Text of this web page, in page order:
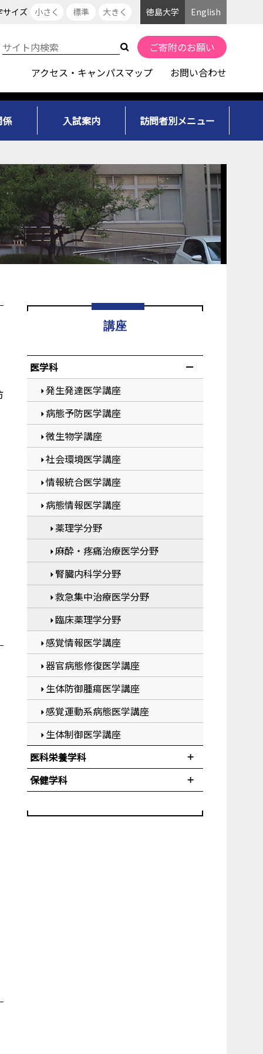
サイズ 小さく 標準 大きく 徳島大学 English
ご寄附のお願い
アクセス・キャンパスマップ
お問い合わせ
係 入試案内 訪問者別メニュー
講座
医学科
発生発達医学講座
病態予防医学講座
微生物学講座
社会環境医学講座
情報統合医学講座
病態情報医学講座
薬理学分野
麻酔・疼痛治療医学分野
腎臓内科学分野
救急集中治療医学分野
臨床薬理学分野
感覚情報医学講座
器官病態修復医学講座
生体防御腫瘍医学講座
感覚運動系病態医学講座
生体制御医学講座
医科栄養学科
保健学科